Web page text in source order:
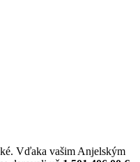
Vďaka vašim Anjelským